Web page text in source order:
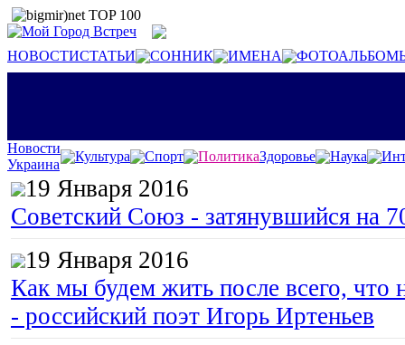
НОВОСТИСТАТЬИ СОННИК ИМЕНА
Новости
Украина
Культура Спорт ПолитикаЗдоровье Наука
19 Января 2016
Советский Союз - затянувшийся на
19 Января 2016
Как мы будем жить после всего, что
- российский поэт Игорь Иртеньев